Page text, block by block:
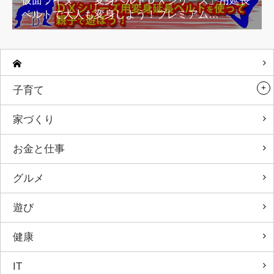
ベルトで大人も変身しよう！プレミアム…
子育て
家づくり
お金と仕事
グルメ
遊び
健康
IT